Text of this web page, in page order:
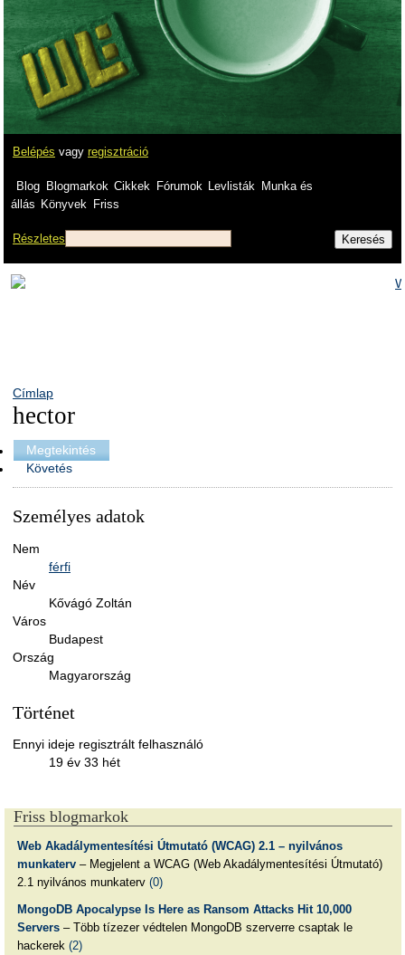
Belépés vagy regisztráció
Blog Blogmarkok Cikkek Fórumok Levlisták
Munka és
állás Könyvek Friss
Részletes
Címlap
hector
Megtekintés
Követés
Személyes adatok
Nem
férfi
Név
Kővágó Zoltán
Város
Budapest
Ország
Magyarország
Történet
Ennyi ideje regisztrált felhasználó
19 év 33 hét
Friss blogmarkok
Web Akadálymentesítési Útmutató (WCAG) 2.1 – nyilvános
munkaterv– Megjelent a WCAG (Web Akadálymentesítési Útmutató)
2.1 nyilvános munkaterv (0)
MongoDB Apocalypse Is Here as Ransom Attacks Hit 10,000
Servers– Több tízezer védtelen MongoDB szerverre csaptak le
hackerek (2)